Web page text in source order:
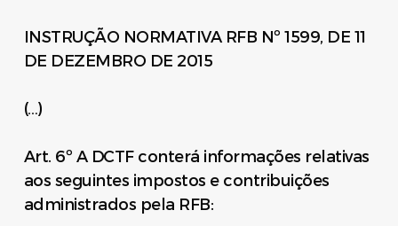
INSTRUÇÃO NORMATIVA RFB Nº 1599, DE 11
DE DEZEMBRO DE 2015
(…)
Art. 6º A DCTF conterá informações relativas
aos seguintes impostos e contribuições
administrados pela RFB: